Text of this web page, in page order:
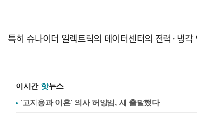
특히 슈나이더 일렉트릭의 데이터센터의 전력·냉
이시간 핫뉴스
'고지용과 이혼' 의사 허양임, 새 출발했다